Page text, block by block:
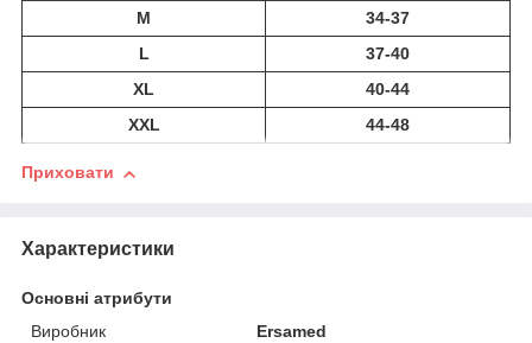
M
34-37
L
37-40
XL
40-44
XXL
44-48
Приховати
Характеристики
Основні атрибути
Виробник
Ersamed